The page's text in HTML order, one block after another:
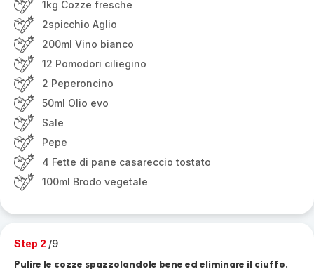
1kg Cozze fresche
2spicchio Aglio
200ml Vino bianco
12 Pomodori ciliegino
2 Peperoncino
50ml Olio evo
Sale
Pepe
4 Fette di pane casareccio tostato
100ml Brodo vegetale
Step 2 /9
Pulire le cozze spazzolandole bene ed eliminare il ciuffo.